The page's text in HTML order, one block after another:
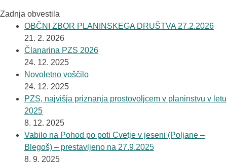
Zadnja obvestila
OBČNI ZBOR PLANINSKEGA DRUŠTVA 27.2.2026
21. 2. 2026
Članarina PZS 2026
24. 12. 2025
Novoletno voščilo
24. 12. 2025
PZS, najvišja priznanja prostovoljcem v planinstvu v letu
2025
8. 12. 2025
Vabilo na Pohod po poti Cvetje v jeseni (Poljane –
Blegoš) – prestavljeno na 27.9.2025
8. 9. 2025